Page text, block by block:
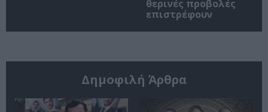
θερινές προβολές
επιστρέφουν
Δημοφιλή Άρθρα